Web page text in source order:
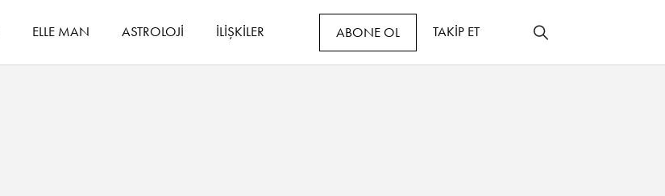
ELLE MAN ASTROLOJİ İLİŞKİLER ABONE OL TAKİP ET